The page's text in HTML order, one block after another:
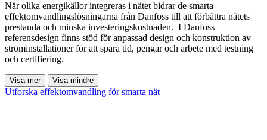
När olika energikällor integreras i nätet bidrar de smarta
effektomvandlingslösningarna från Danfoss till att förbättra nätets
prestanda och minska investeringskostnaden. I Danfoss
referensdesign finns stöd för anpassad design och konstruktion av
ströminstallationer för att spara tid, pengar och arbete med testning
och certifiering.
Visa mer Visa mindre
Utforska effektomvandling för smarta nät